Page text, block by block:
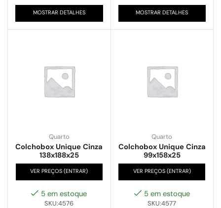
MOSTRAR DETALHES MOSTRAR DETALHES
Quarto
Colchobox Unique Cinza
138x188x25
VER PREÇOS (ENTRAR)
5 em estoque
SKU:4576
Quarto
Colchobox Unique Cinza
99x158x25
VER PREÇOS (ENTRAR)
5 em estoque
SKU:4577